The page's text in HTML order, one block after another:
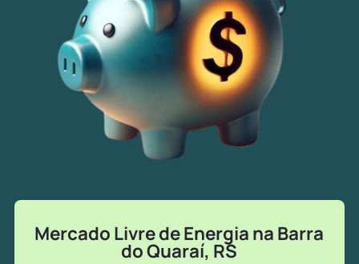
Mercado Livre de Energia na Barra
do Quaraí, RS